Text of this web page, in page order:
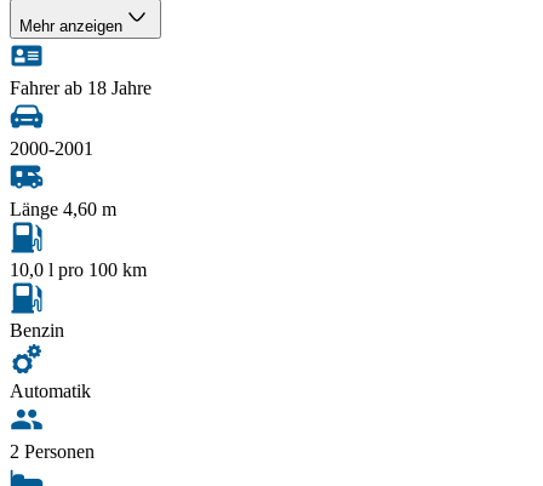
Mehr anzeigen
Fahrer ab 18 Jahre
2000-2001
Länge 4,60 m
10,0 l pro 100 km
Benzin
Automatik
2 Personen